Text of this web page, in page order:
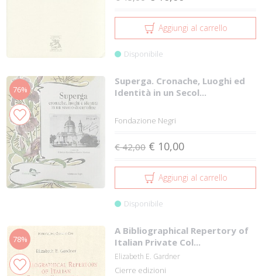
Aggiungi al carrello
Disponibile
76%
Superga. Cronache, Luoghi ed
Identità in un Secol...
Fondazione Negri
€ 42,00 € 10,00
Aggiungi al carrello
Disponibile
78%
A Bibliographical Repertory of
Italian Private Col...
Elizabeth E. Gardner
Cierre edizioni